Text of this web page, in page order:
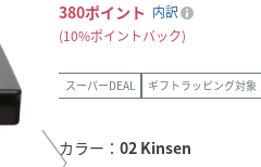
380ポイント 内訳
10%ポイントバック
スーパーDEAL ギフトラッピング対象
カラー： 02 Kinsen